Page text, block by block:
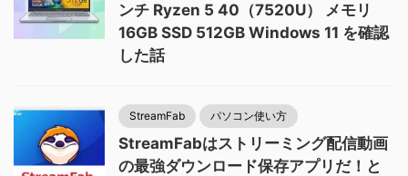
ンチ Ryzen 5 40（7520U） メモリ
16GB SSD 512GB Windows 11 を確認
した話
StreamFab パソコン使い方
StreamFabはストリーミング配信動画
の最強ダウンロード保存アプリだ！と